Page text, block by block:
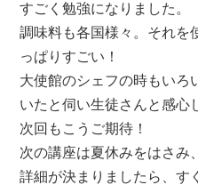
すごく勉強になりました。
調味料も各国様々。それを
っぱりすごい！
大使館のシェフの時もいろ
いたと伺い生徒さんと感心
次回もこうご期待！
次の講座は夏休みをはさみ
詳細が決まりましたら、す